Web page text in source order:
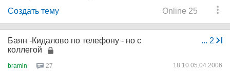
Online 25
Создать тему
... 2
Баян -Кидалово по телефону - но с
коллегой
bramin 27 18:10 05.04.2006